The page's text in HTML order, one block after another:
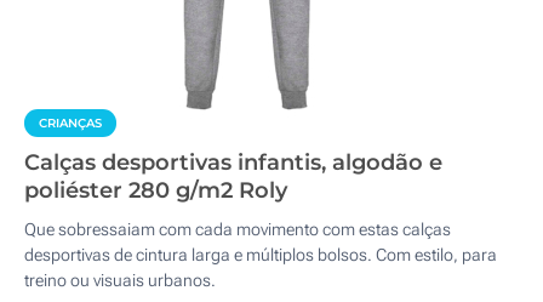
CRIANÇAS
Calças desportivas infantis, algodão e
poliéster 280 g/m2 Roly
Que sobressaiam com cada movimento com estas calças
desportivas de cintura larga e múltiplos bolsos. Com estilo, para
treino ou visuais urbanos.